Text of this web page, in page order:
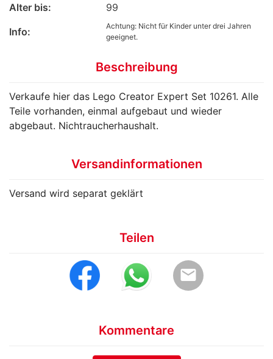
Alter bis:
99
Info:
Achtung: Nicht für Kinder unter drei Jahren
geeignet.
Beschreibung
Verkaufe hier das Lego Creator Expert Set 10261. Alle
Teile vorhanden, einmal aufgebaut und wieder
abgebaut. Nichtraucherhaushalt.
Versandinformationen
Versand wird separat geklärt
Teilen
email
Kommentare